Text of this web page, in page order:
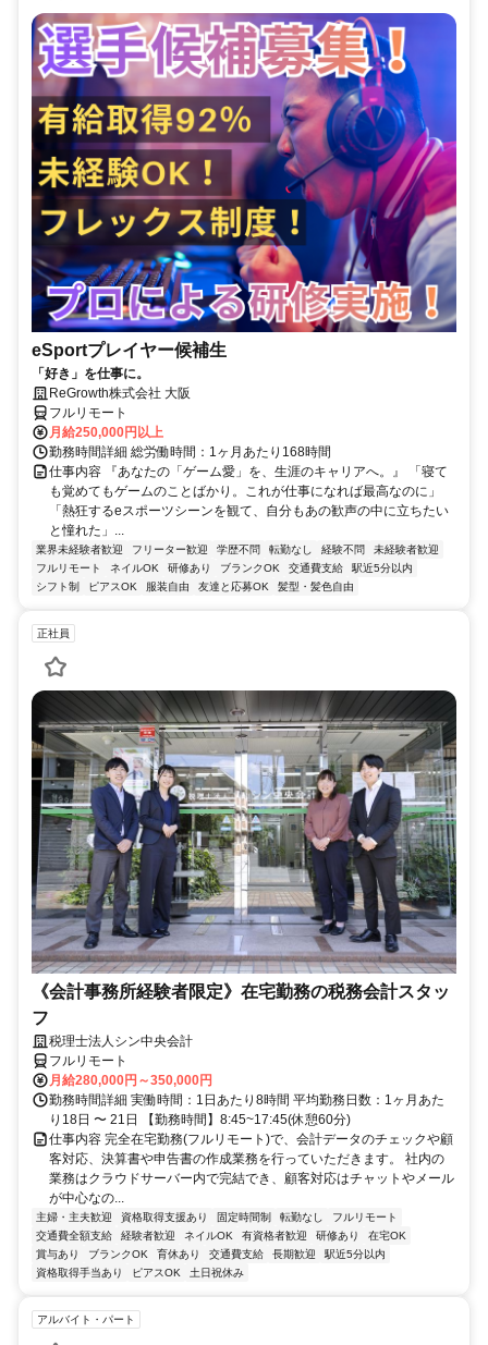
eSportプレイヤー候補生
「好き」を仕事に。
ReGrowth株式会社 大阪
フルリモート
月給250,000円以上
勤務時間詳細 総労働時間：1ヶ月あたり168時間
仕事内容 『あなたの「ゲーム愛」を、生涯のキャリアへ。』 「寝て
も覚めてもゲームのことばかり。これが仕事になれば最高なのに」
「熱狂するeスポーツシーンを観て、自分もあの歓声の中に立ちたい
と憧れた」...
業界未経験者歓迎 フリーター歓迎 学歴不問 転勤なし 経験不問
未経験者歓迎
フルリモート
ネイルOK 研修あり ブランクOK 交通費支給
駅近5分以内
シフト制
ピアスOK 服装自由 友達と応募OK 髪型・髪色自由
正社員
《会計事務所経験者限定》在宅勤務の税務会計スタッ
フ
税理士法人シン中央会計
フルリモート
月給280,000円～350,000円
勤務時間詳細 実働時間：1日あたり8時間 平均勤務日数：1ヶ月あた
り18日 〜 21日 【勤務時間】8:45~17:45(休憩60分)
仕事内容 完全在宅勤務(フルリモート)で、会計データのチェックや顧
客対応、決算書や申告書の作成業務を行っていただきます。 社内の
業務はクラウドサーバー内で完結でき、顧客対応はチャットやメール
が中心なの...
主婦・主夫歓迎 資格取得支援あり 固定時間制 転勤なし
フルリモート
交通費全額支給
経験者歓迎 ネイルOK 有資格者歓迎 研修あり
在宅OK
賞与あり
ブランクOK 育休あり 交通費支給 長期歓迎
駅近5分以内
資格取得手当あり
ピアスOK 土日祝休み
アルバイト・パート